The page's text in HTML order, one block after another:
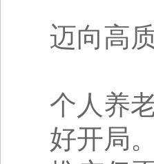
迈向高
个人养
好开局